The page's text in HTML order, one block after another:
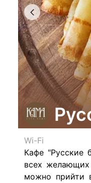
Wi-Fi
Кафе "Русские
всех желающих
можно прийти